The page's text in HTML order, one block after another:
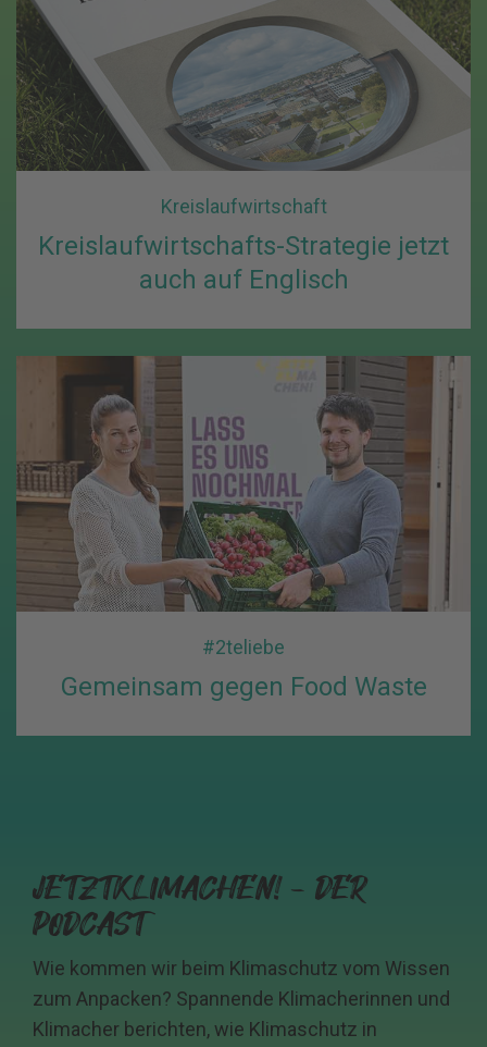
Kreislaufwirtschaft
Kreislaufwirtschafts-Strategie jetzt
auch auf Englisch
#2teliebe
Gemeinsam gegen Food Waste
JETZTKLIMACHEN! - DER
PODCAST
Wie kommen wir beim Klimaschutz vom Wissen
zum Anpacken? Spannende Klimacherinnen und
Klimacher berichten, wie Klimaschutz in